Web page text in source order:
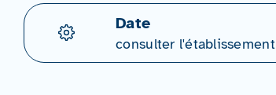
Date
consulter l'établissement